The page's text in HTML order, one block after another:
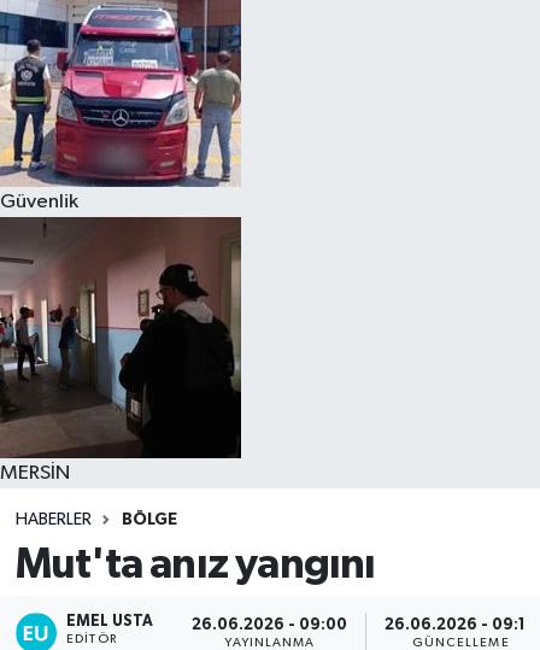
Güvenlik
MERSİN
HABERLER BÖLGE
Mut'ta anız yangını
EMEL USTA
EDITÖR
26.06.2026 - 09:00
YAYINLANMA
26.06.2026 - 09:10
GÜNCELLEME